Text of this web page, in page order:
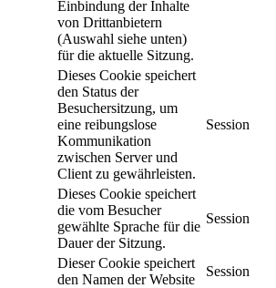
Einbindung der Inhalte
von Drittanbietern
(Auswahl siehe unten)
für die aktuelle Sitzung.
Dieses Cookie speichert
den Status der
Besuchersitzung, um
eine reibungslose
Kommunikation
zwischen Server und
Client zu gewährleisten.
Session
Dieses Cookie speichert
die vom Besucher
gewählte Sprache für die
Dauer der Sitzung.
Session
Dieser Cookie speichert
den Namen der Website
Session